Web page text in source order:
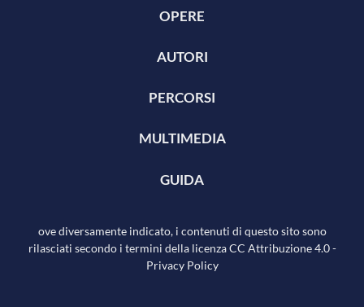
OPERE
AUTORI
PERCORSI
MULTIMEDIA
GUIDA
ove diversamente indicato, i contenuti di questo sito sono
rilasciati secondo i termini della licenza CC Attribuzione 4.0-
Privacy Policy